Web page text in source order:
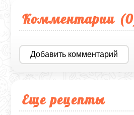
Комментарии (0
Добавить комментарий
Еще рецепты